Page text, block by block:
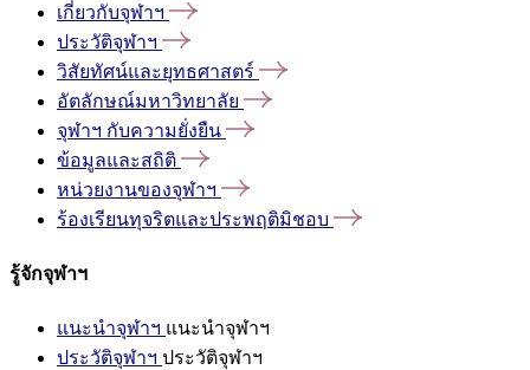
เกี่ยวกับจุฬาฯ
ประวัติจุฬาฯ
วิสัยทัศน์และยุทธศาสตร์
อัตลักษณ์มหาวิทยาลัย
จุฬาฯ กับความยั่งยืน
ข้อมูลและสถิติ
หน่วยงานของจุฬาฯ
ร้องเรียนทุจริตและประพฤติมิชอบ
รู้จักจุฬาฯ
แนะนำจุฬาฯ แนะนำจุฬาฯ
ประวัติจุฬาฯ ประวัติจุฬาฯ